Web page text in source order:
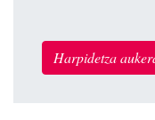
Harpidetza